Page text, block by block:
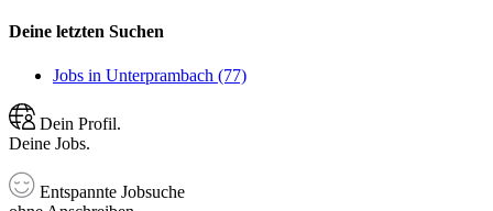
Deine letzten Suchen
Jobs in Unterprambach (77)
Dein Profil.
Deine Jobs.
Entspannte Jobsuche